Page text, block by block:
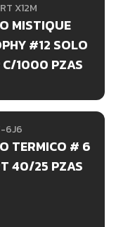
X12M
MISTIQUE
#12 SOLO
C/1000 PZAS
6J6
TERMICO # 6
40/25 PZAS